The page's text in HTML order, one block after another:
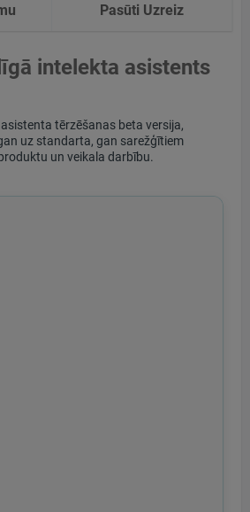
Pasūti Uzreiz
intelekta asistents
tērzēšanas beta versija,
uz standarta, gan sarežģītiem
un veikala darbību.